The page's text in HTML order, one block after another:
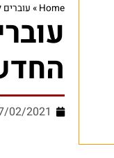
Home
»
02/2021